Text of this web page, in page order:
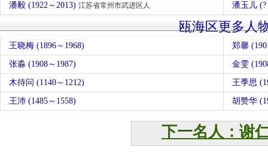
潘毅 (1922～2013) 江苏省常州市武进区人 潘玉儿
瓯海区更多人
王晓梅 (1896～1968) 郑馨
张淼 (1908～1987) 金雯
木待问 (1140～1212) 王季思
王沛 (1485～1558) 胡赞华
下一名人：谢